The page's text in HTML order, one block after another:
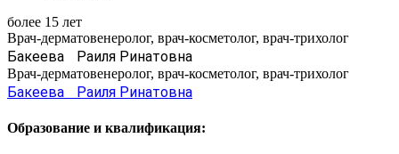
более 15 лет
Врач-дерматовенеролог, врач-косметолог, врач-трихолог
Бакеева Раиля Ринатовна
Врач-дерматовенеролог, врач-косметолог, врач-трихолог
Бакеева Раиля Ринатовна
Образование и квалификация: